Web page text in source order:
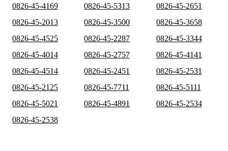
0826-45-4169
0826-45-5313
0826-45-2651
0826-45-2013
0826-45-3500
0826-45-3658
0826-45-4525
0826-45-2287
0826-45-3344
0826-45-4014
0826-45-2757
0826-45-4141
0826-45-4514
0826-45-2451
0826-45-2531
0826-45-2125
0826-45-7711
0826-45-5111
0826-45-5021
0826-45-4891
0826-45-2534
0826-45-2538